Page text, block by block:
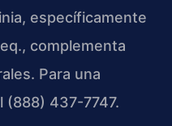
específicamente
complementa
Para una
(888) 437-7747.